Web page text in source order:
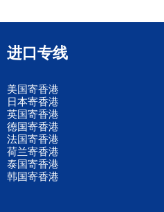
进口专线
美国寄香港
日本寄香港
英国寄香港
德国寄香港
法国寄香港
荷兰寄香港
泰国寄香港
韩国寄香港